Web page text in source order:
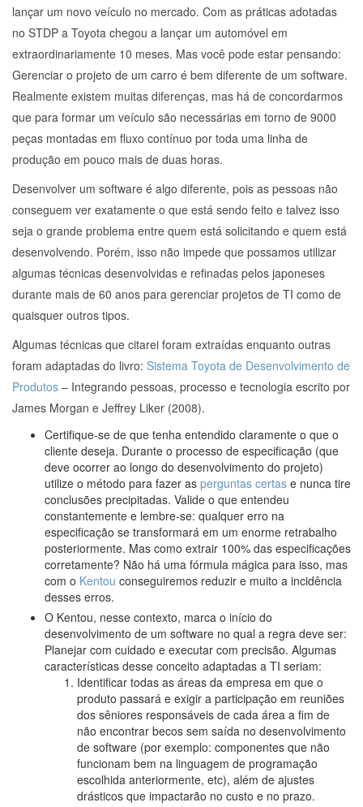
lançar um novo veículo no mercado. Com as práticas adotadas
no STDP a Toyota chegou a lançar um automóvel em
extraordinariamente 10 meses. Mas você pode estar pensando:
Gerenciar o projeto de um carro é bem diferente de um software.
Realmente existem muitas diferenças, mas há de concordarmos
que para formar um veículo são necessárias em torno de 9000
peças montadas em fluxo contínuo por toda uma linha de
produção em pouco mais de duas horas.
Desenvolver um software é algo diferente, pois as pessoas não
conseguem ver exatamente o que está sendo feito e talvez isso
seja o grande problema entre quem está solicitando e quem está
desenvolvendo. Porém, isso não impede que possamos utilizar
algumas técnicas desenvolvidas e refinadas pelos japoneses
durante mais de 60 anos para gerenciar projetos de TI como de
quaisquer outros tipos.
Algumas técnicas que citarei foram extraídas enquanto outras
foram adaptadas do livro: Sistema Toyota de Desenvolvimento de
Produtos – Integrando pessoas, processo e tecnologia escrito por
James Morgan e Jeffrey Liker (2008).
Certifique-se de que tenha entendido claramente o que o
cliente deseja. Durante o processo de especificação (que
deve ocorrer ao longo do desenvolvimento do projeto)
utilize o método para fazer as perguntas certas e nunca tire
conclusões precipitadas. Valide o que entendeu
constantemente e lembre-se: qualquer erro na
especificação se transformará em um enorme retrabalho
posteriormente. Mas como extrair 100% das especificações
corretamente? Não há uma fórmula mágica para isso, mas
com o Kentou conseguiremos reduzir e muito a incidência
desses erros.
O Kentou, nesse contexto, marca o início do
desenvolvimento de um software no qual a regra deve ser:
Planejar com cuidado e executar com precisão. Algumas
características desse conceito adaptadas a TI seriam:
Identificar todas as áreas da empresa em que o
produto passará e exigir a participação em reuniões
dos sêniores responsáveis de cada área a fim de
não encontrar becos sem saída no desenvolvimento
de software (por exemplo: componentes que não
funcionam bem na linguagem de programação
escolhida anteriormente, etc), além de ajustes
drásticos que impactarão no custo e no prazo.